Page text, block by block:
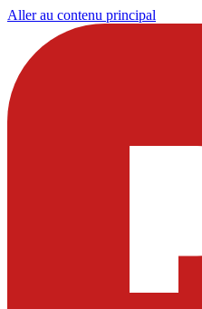
Aller au contenu principal